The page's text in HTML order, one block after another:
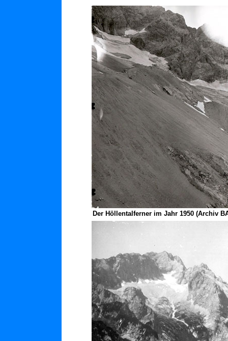
Der Höllentalferner im Jahr 1950 (Archiv